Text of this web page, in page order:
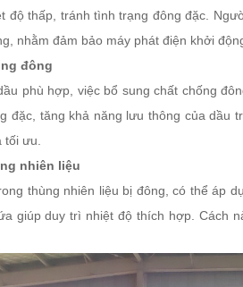
độ thấp, tránh tình trạng đông đặc.
nhằm đảm bảo máy phát điện khởi
đông
phù hợp, việc bổ sung chất chống
đặc, tăng khả năng lưu thông của dầu
ưu.
nhiên liệu
thùng nhiên liệu bị đông, có thể áp
giúp duy trì nhiệt độ thích hợp. Cách